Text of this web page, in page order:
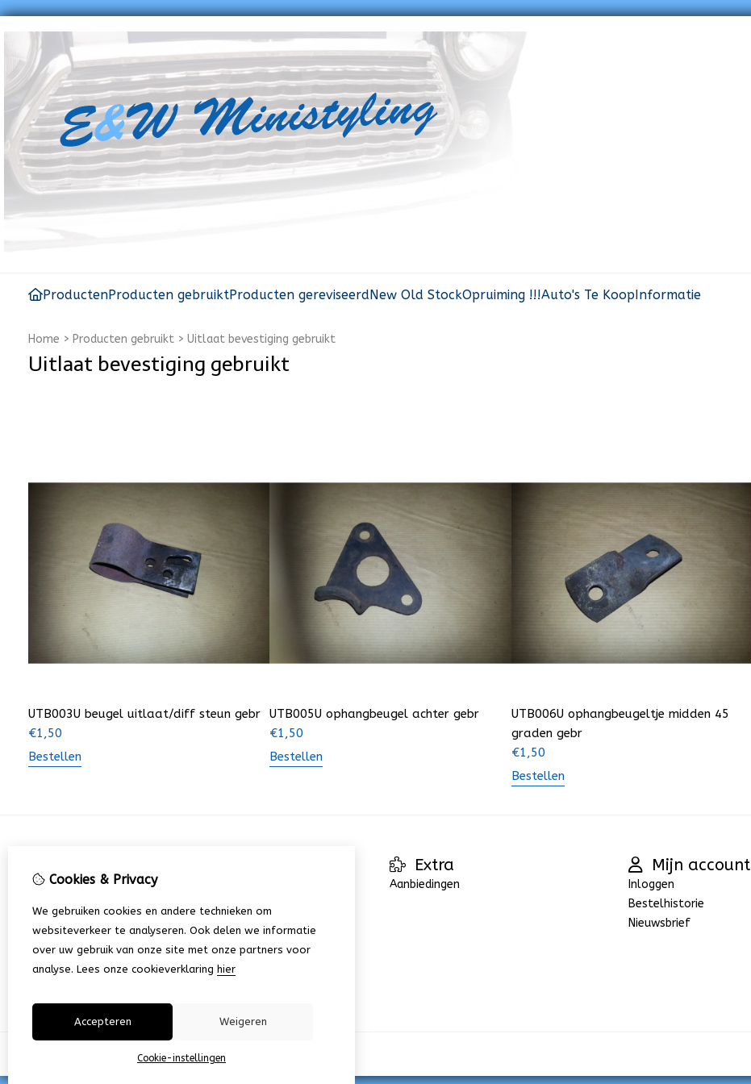
ProductenProducten gebruiktProducten gereviseerdNew Old StockOpruiming !!!Auto's Te KoopInformatie
Home > Producten gebruikt > Uitlaat bevestiging gebruikt
Uitlaat bevestiging gebruikt
UTB003U beugel uitlaat/diff steun gebr
€1,50
Bestellen
UTB005U ophangbeugel achter gebr
€1,50
Bestellen
UTB006U ophangbeugeltje midden 45
graden gebr
€1,50
Bestellen
Deelnemerslijst E&W Mini Rally 2026
E&W Mini Rally 2026
Over ons
Disclaimer
Extra
Aanbiedingen
Mijn account
Inloggen
Bestelhistorie
Nieuwsbrief
Cookies & Privacy
We gebruiken cookies en andere technieken om
websiteverkeer te analyseren. Ook delen we informatie
over uw gebruik van onze site met onze partners voor
analyse. Lees onze cookieverklaring hier
Accepteren Weigeren
Cookie-instellingen